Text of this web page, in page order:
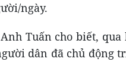
ngày.
Tuấn cho biết,
dân đã chủ động